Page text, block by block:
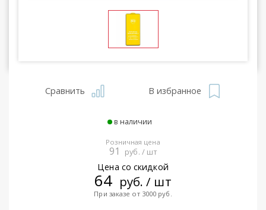
Сравнить В избранное
в наличии
Розничная цена
91 руб. / шт
Цена со скидкой
64 руб. / шт
При заказе от 3000 руб.